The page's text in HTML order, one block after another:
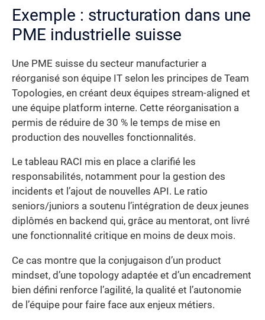
Exemple : structuration dans une
PME industrielle suisse
Une PME suisse du secteur manufacturier a
réorganisé son équipe IT selon les principes de Team
Topologies, en créant deux équipes stream-aligned et
une équipe platform interne. Cette réorganisation a
permis de réduire de 30 % le temps de mise en
production des nouvelles fonctionnalités.
Le tableau RACI mis en place a clarifié les
responsabilités, notamment pour la gestion des
incidents et l’ajout de nouvelles API. Le ratio
seniors/juniors a soutenu l’intégration de deux jeunes
diplômés en backend qui, grâce au mentorat, ont livré
une fonctionnalité critique en moins de deux mois.
Ce cas montre que la conjugaison d’un product
mindset, d’une topology adaptée et d’un encadrement
bien défini renforce l’agilité, la qualité et l’autonomie
de l’équipe pour faire face aux enjeux métiers.